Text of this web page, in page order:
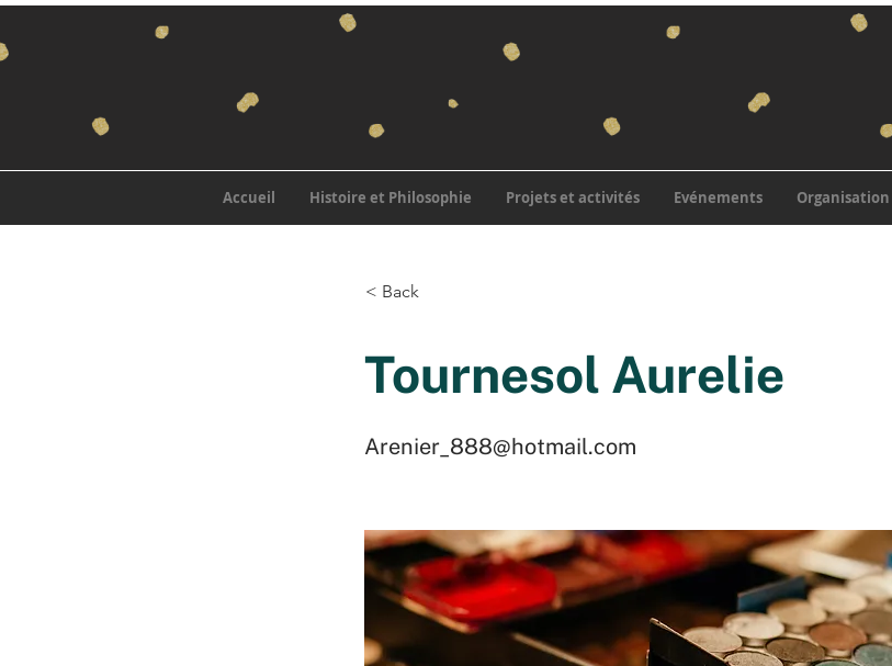
Accueil Histoire et Philosophie Projets et activités Evénements Organisation
< Back
Tournesol Aurelie
Arenier_888@hotmail.com